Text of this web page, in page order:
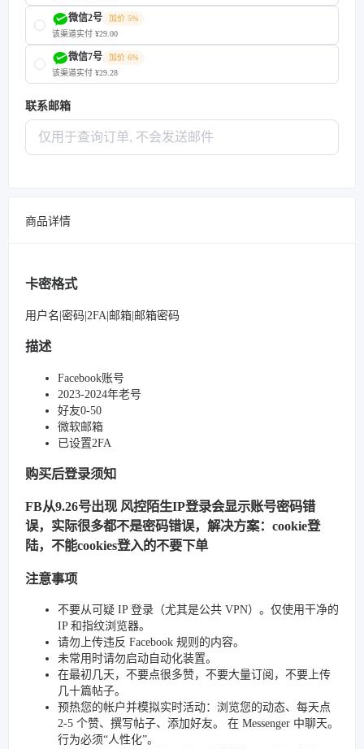
微信2号
加价 5%
该渠道实付 ¥29.00
微信7号
加价 6%
该渠道实付 ¥29.28
联系邮箱
商品详情
卡密格式
用户名|密码|2FA|邮箱|邮箱密码
描述
Facebook账号
2023-2024年老号
好友0-50
微软邮箱
已设置2FA
购买后登录须知
FB从9.26号出现 风控陌生IP登录会显示账号密码错
误，实际很多都不是密码错误，解决方案：cookie登
陆，不能cookies登入的不要下单
注意事项
不要从可疑 IP 登录（尤其是公共 VPN）。仅使用干净的
IP 和指纹浏览器。
请勿上传违反 Facebook 规则的内容。
未常用时请勿启动自动化装置。
在最初几天，不要点很多赞，不要大量订阅，不要上传
几十篇帖子。
预热您的帐户并模拟实时活动：浏览您的动态、每天点
2-5 个赞、撰写帖子、添加好友。 在 Messenger 中聊天。
行为必须“人性化”。